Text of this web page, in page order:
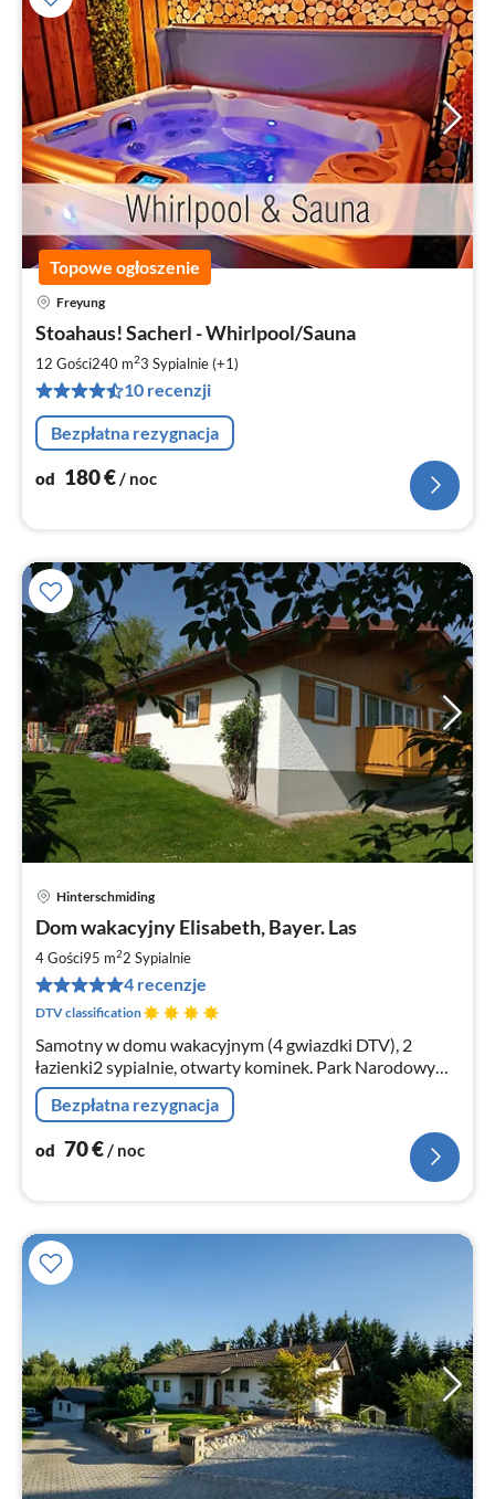
Topowe ogłoszenie
Freyung
Stoahaus! Sacherl - Whirlpool/Sauna
12 Gości240 m23 Sypialnie (+1)
10 recenzji
Bezpłatna rezygnacja
od 180€ / noc
Hinterschmiding
Dom wakacyjny Elisabeth, Bayer. Las
4 Gości95 m22 Sypialnie
4 recenzje
DTV classification
Samotny w domu wakacyjnym (4 gwiazdki DTV), 2
łazienki2 sypialnie, otwarty kominek. Park Narodowy
Las Bawarski, trójkąt graniczny, Las Czeski, Wędrówka
na "Goldsteig".
Bezpłatna rezygnacja
od 70€/ noc